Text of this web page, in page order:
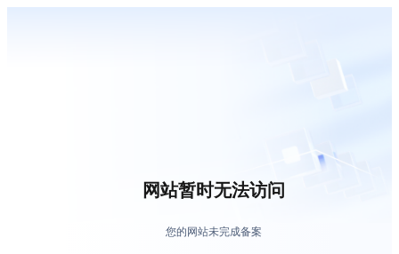
网站暂时无法访问
您的网站未完成备案